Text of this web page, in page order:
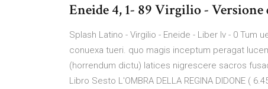
Eneide 4, 1- 89 Virgilio -
Splash Latino - Virgilio - Eneide - Liber Iv - 0
conuexa tueri. quo magis inceptum peragat
(horrendum dictu) latices nigrescere sacros
Libro Sesto L'OMBRA DELLA REGINA DIDONE (